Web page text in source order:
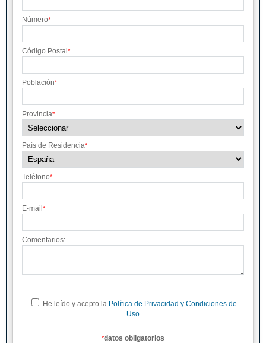
Número*
Código Postal *
Población*
Provincia*
País de Residencia*
Teléfono*
E-mail *
Comentarios:
He leído y acepto la Política de Privacidad y Condiciones de
Uso
*datos obligatorios